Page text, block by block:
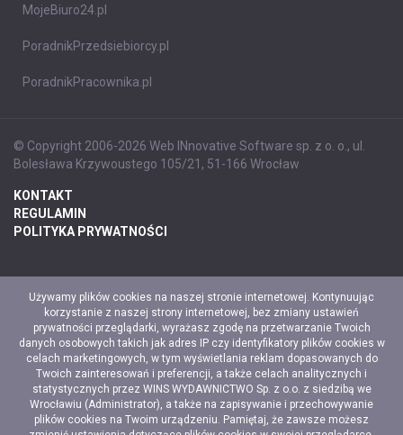
MojeBiuro24.pl
PoradnikPrzedsiebiorcy.pl
PoradnikPracownika.pl
© Copyright 2006-2026 Web INnovative Software sp. z o. o., ul.
Bolesława Krzywoustego 105/21, 51-166 Wrocław
KONTAKT
REGULAMIN
POLITYKA PRYWATNOŚCI
Używamy plików cookies na naszej stronie internetowej. Kontynuując
korzystanie z naszej strony internetowej, bez zmiany ustawień
prywatności przeglądarki, wyrażasz zgodę na przetwarzanie Twoich
danych osobowych takich jak adres IP czy identyfikatory plików cookies w
celach marketingowych, w tym wyświetlania reklam dopasowanych do
Twoich zainteresowań i preferencji, a także celach analitycznych i
statystycznych przez WINS WYDAWNICTWO Sp. z o.o. z siedzibą we
Wrocławiu (Administrator), a także na zapisywanie i przechowywanie
plików cookies na Twoim urządzeniu. Pamiętaj, że zawsze możesz